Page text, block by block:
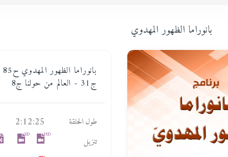
بانوراما الظهور المهدوي
ج31 - العالم من حولنا ج8
طول الحلقة 2:12:25
تنزيل
HD
SD